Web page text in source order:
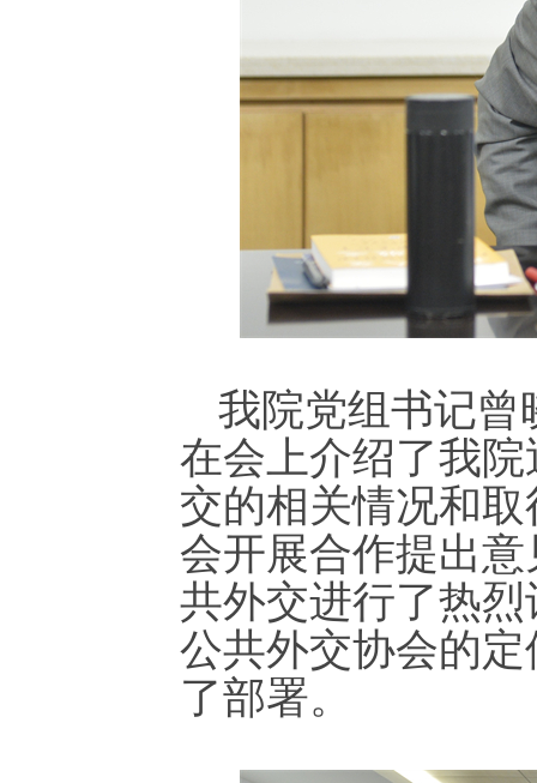
我院党组书记曾
在会上介绍了我
交的相关情况和
会开展合作提出
共外交进行了热
公共外交协会的
了部署。